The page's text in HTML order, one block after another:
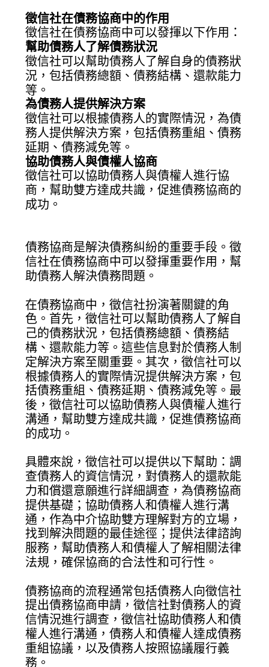
徵信社在債務協商中的作用
徵信社在債務協商中可以發揮以下作用：
幫助債務人了解債務狀況
徵信社可以幫助債務人了解自身的債務狀
況，包括債務總額、債務結構、還款能力
等。
為債務人提供解決方案
徵信社可以根據債務人的實際情況，為債
務人提供解決方案，包括債務重組、債務
延期、債務減免等。
協助債務人與債權人協商
徵信社可以協助債務人與債權人進行協
商，幫助雙方達成共識，促進債務協商的
成功。
債務協商是解決債務糾紛的重要手段。徵
信社在債務協商中可以發揮重要作用，幫
助債務人解決債務問題。
在債務協商中，徵信社扮演著關鍵的角
色。首先，徵信社可以幫助債務人了解自
己的債務狀況，包括債務總額、債務結
構、還款能力等。這些信息對於債務人制
定解決方案至關重要。其次，徵信社可以
根據債務人的實際情況提供解決方案，包
括債務重組、債務延期、債務減免等。最
後，徵信社可以協助債務人與債權人進行
溝通，幫助雙方達成共識，促進債務協商
的成功。
具體來說，徵信社可以提供以下幫助：調
查債務人的資信情況，對債務人的還款能
力和償還意願進行詳細調查，為債務協商
提供基礎；協助債務人和債權人進行溝
通，作為中介協助雙方理解對方的立場，
找到解決問題的最佳途徑；提供法律諮詢
服務，幫助債務人和債權人了解相關法律
法規，確保協商的合法性和可行性。
債務協商的流程通常包括債務人向徵信社
提出債務協商申請，徵信社對債務人的資
信情況進行調查，徵信社協助債務人和債
權人進行溝通，債務人和債權人達成債務
重組協議，以及債務人按照協議履行義
務。